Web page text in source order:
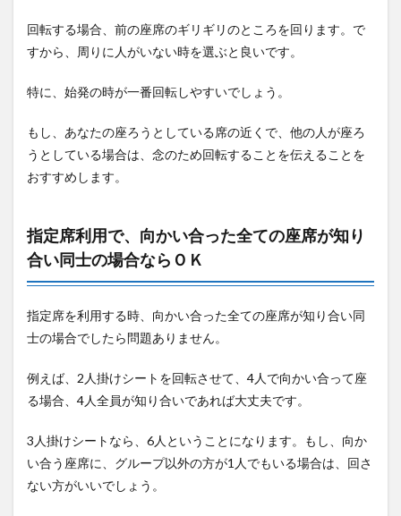
回転する場合、前の座席のギリギリのところを回ります。で
すから、周りに人がいない時を選ぶと良いです。
特に、始発の時が一番回転しやすいでしょう。
もし、あなたの座ろうとしている席の近くで、他の人が座ろ
うとしている場合は、念のため回転することを伝えることを
おすすめします。
指定席利用で、向かい合った全ての座席が知り
合い同士の場合ならＯＫ
指定席を利用する時、向かい合った全ての座席が知り合い同
士の場合でしたら問題ありません。
例えば、2人掛けシートを回転させて、4人で向かい合って座
る場合、4人全員が知り合いであれば大丈夫です。
3人掛けシートなら、6人ということになります。もし、向か
い合う座席に、グループ以外の方が1人でもいる場合は、回さ
ない方がいいでしょう。